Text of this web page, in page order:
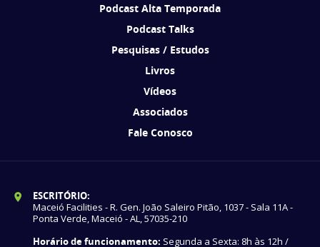
Podcast Alta Temporada
Podcast Talks
Pesquisas / Estudos
Livros
Vídeos
Associados
Fale Conosco
ESCRITÓRIO:
Maceió Facilities - R. Gen. João Saleiro Pitão, 1037 - Sala 11A -
Ponta Verde, Maceió - AL, 57035-210
Horário de funcionamento: Segunda a Sexta: 8h às 12h /